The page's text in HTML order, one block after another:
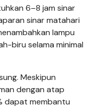
6–8 jam sinar
sinar matahari
lampu
biru selama minimal
Meskipun
dengan atap
dapat membantu